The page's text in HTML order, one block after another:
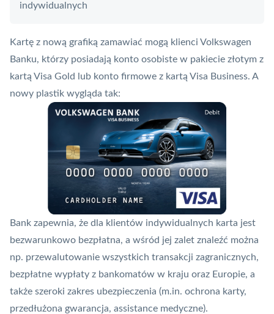
indywidualnych
Kartę z nową grafiką zamawiać mogą klienci Volkswagen
Banku, którzy posiadają konto osobiste w pakiecie złotym z
kartą Visa Gold lub konto firmowe z kartą Visa Business. A
nowy plastik wygląda tak:
Bank zapewnia, że dla klientów indywidualnych karta jest
bezwarunkowo bezpłatna, a wśród jej zalet znaleźć można
np. przewalutowanie wszystkich transakcji zagranicznych,
bezpłatne wypłaty z bankomatów w kraju oraz Europie, a
także szeroki zakres ubezpieczenia (m.in. ochrona karty,
przedłużona gwarancja, assistance medyczne).